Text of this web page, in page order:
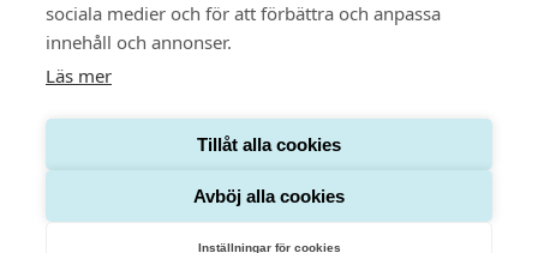
sociala medier och för att förbättra och anpassa
innehåll och annonser.
Läs mer
Tillåt alla cookies
Avböj alla cookies
Inställningar för cookies
Integritetspolicy